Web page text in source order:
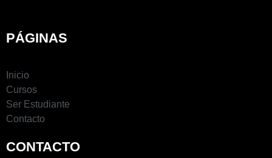
PÁGINAS
Inicio
Cursos
Ser Estudiante
Contacto
CONTACTO